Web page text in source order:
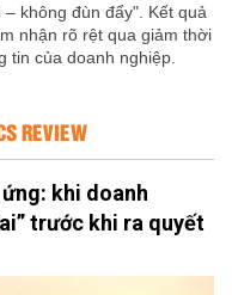
không đùn đẩy". Kết quả
nhận rõ rệt qua giảm thời
tin của doanh nghiệp.
REVIEW
khi doanh
trước khi ra quyết